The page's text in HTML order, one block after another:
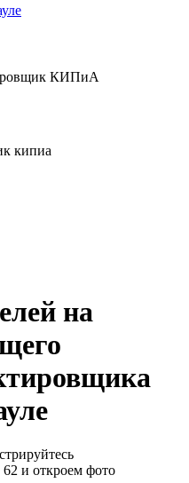
КИПиА
кипиа
на
и откроем фото